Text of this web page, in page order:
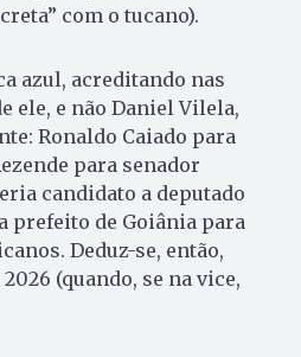
com o tucano).
azul, acreditando nas
ele, e não Daniel Vilela,
Ronaldo Caiado para
para senador
candidato a deputado
prefeito de Goiânia para
Deduz-se, então,
(quando, se na vice,